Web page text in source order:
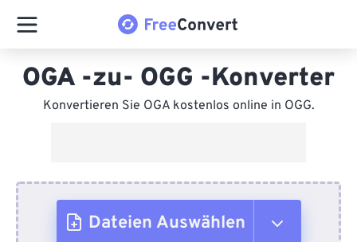
OGA -zu- OGG -Konverter
Konvertieren Sie OGA kostenlos online in OGG.
Dateien Auswählen